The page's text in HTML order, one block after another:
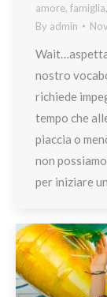
amore, famiglia,
By admin
nostro
richiede
tempo che
piaccia o
non
per iniziare